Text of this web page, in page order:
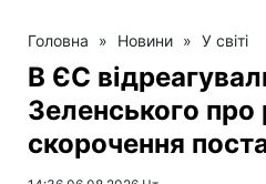
Головна » Новини » У світі
В ЄС
Зеленського про
скорочення